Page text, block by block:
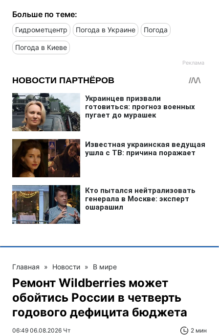
Больше по теме:
Гидрометцентр Погода в Украине Погода
Погода в Киеве
Главная » Новости » В мире
Ремонт Wildberries может
обойтись России в четверть
годового дефицита бюджета
06:49 06.08.2026 Чт 2 мин